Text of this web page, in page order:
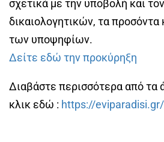
σχετικά με την υποβολή και
δικαιολογητικών, τα προσόντα
των υποψηφίων.
Δείτε εδώ την προκύρηξη
Διαβάστε περισσότερα από τα
κλικ εδώ : https://